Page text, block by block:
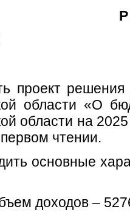
проект решения
области «О
области на
чтении.
основные
доходов –